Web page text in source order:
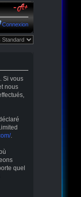
Connexion
Si vous
nous
.
quel